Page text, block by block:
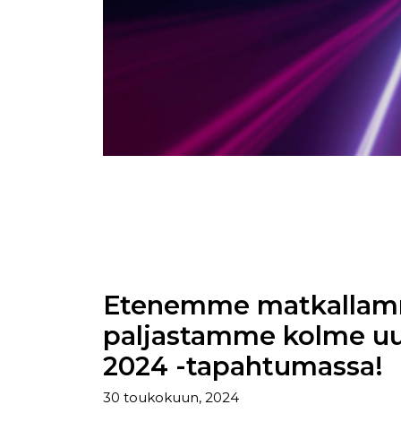
Etenemme
paljastamme kolme
2024 -tapahtumassa!
30 toukokuun, 2024